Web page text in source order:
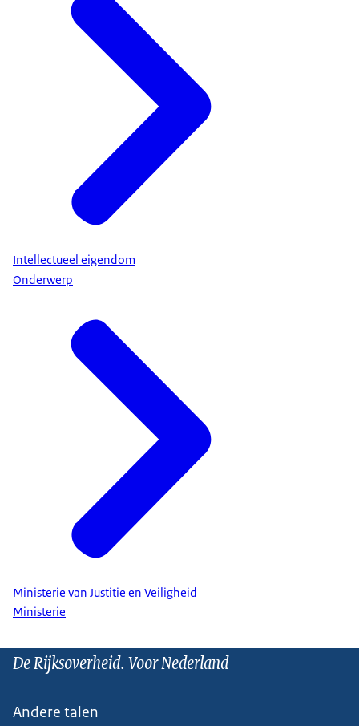
Intellectueel eigendom
Onderwerp
Ministerie van Justitie en Veiligheid
Ministerie
De Rijksoverheid. Voor Nederland
Andere talen